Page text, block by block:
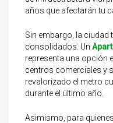
años que afectarán tu
Sin embargo, la
consolidados. Un
representa una opción
centros comerciales y
revalorizado el metro
durante el último año.
Asimismo, para